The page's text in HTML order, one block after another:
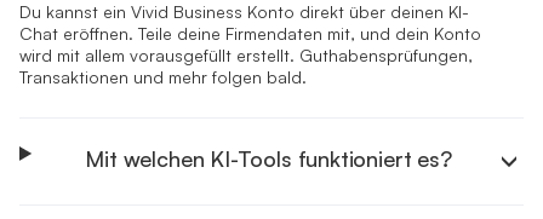
Du kannst ein Vivid Business Konto direkt über deinen KI-
Chat eröffnen. Teile deine Firmendaten mit, und dein Konto
wird mit allem vorausgefüllt erstellt. Guthabensprüfungen,
Transaktionen und mehr folgen bald.
Mit welchen KI-Tools funktioniert es?